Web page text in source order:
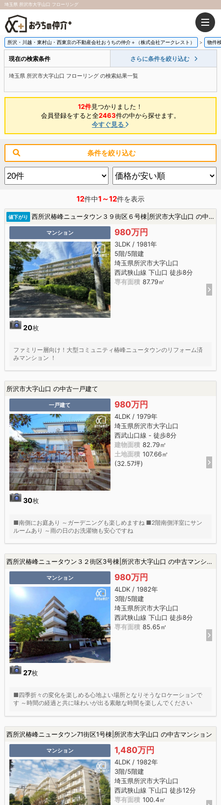
埼玉県 所沢市大字山口 フローリング
所沢・川越・東村山・西東京の不動産会社おうちの仲介＋（株式会社アークレスト） 物件
現在の検索条件 さらに条件を絞り込む
埼玉県 所沢市大字山口 フローリング の検索結果一覧
12件見つかりました！
会員登録をすると全2463件の中から探せます。
今すぐ見る
条件を絞り込む
12件中1～12件を表示
値下がり 西所沢椿峰ニュータウン３９街区６号棟|所沢市大字山口 の中古マンション
マンション
20枚
980万円
3LDK / 1981年
5階/5階建
埼玉県所沢市大字山口
西武狭山線 下山口 徒歩8分
専有面積 87.79㎡
ファミリー層向け！大型コミュニティ椿峰ニュータウンのリフォーム済
みマンション ！
所沢市大字山口 の中古一戸建て
一戸建て
30枚
980万円
4LDK / 1979年
埼玉県所沢市大字山口
西武山口線 - 徒歩8分
建物面積 82.79㎡
土地面積 107.66㎡
(32.57坪)
■南側にお庭あり ～ガーデニングも楽しめますね ■2階南側洋室にサン
ルームあり ～雨の日のお洗濯物も安心ですね
西所沢椿峰ニュータウン３２街区3号棟|所沢市大字山口 の中古マンション
マンション
27枚
980万円
4LDK / 1982年
3階/5階建
埼玉県所沢市大字山口
西武狭山線 下山口 徒歩8分
専有面積 85.65㎡
■四季折々の変化を楽しめる心地よい場所となりそうなロケーションで
す ～時間の経過と共に味わいが出る素敵な時間を楽しんでください
西所沢椿峰ニュータウン71街区1号棟|所沢市大字山口 の中古マンション
マンション 1,480万円
4LDK / 1982年
3階/5階建
埼玉県所沢市大字山口
西武狭山線 下山口 徒歩12分
専有面積 100.4㎡